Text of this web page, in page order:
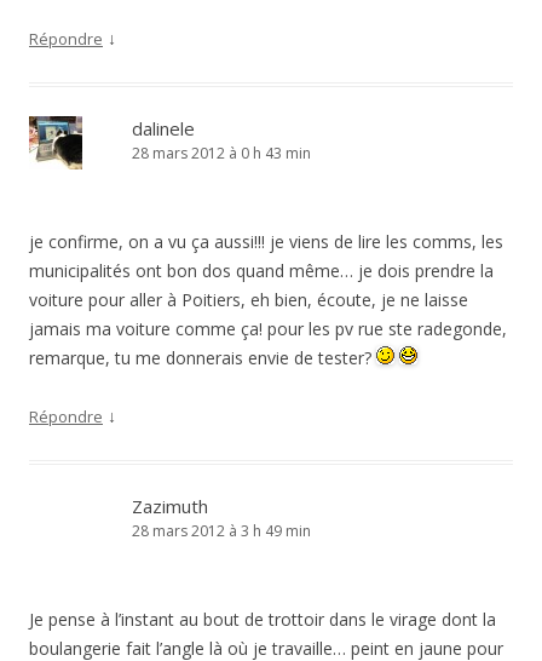
Répondre ↓
dalinele
28 mars 2012 à 0 h 43 min
je confirme, on a vu ça aussi!!! je viens de lire les comms, les
municipalités ont bon dos quand même… je dois prendre la
voiture pour aller à Poitiers, eh bien, écoute, je ne laisse
jamais ma voiture comme ça! pour les pv rue ste radegonde,
remarque, tu me donnerais envie de tester?
Répondre ↓
Zazimuth
28 mars 2012 à 3 h 49 min
Je pense à l’instant au bout de trottoir dans le virage dont la
boulangerie fait l’angle là où je travaille… peint en jaune pour